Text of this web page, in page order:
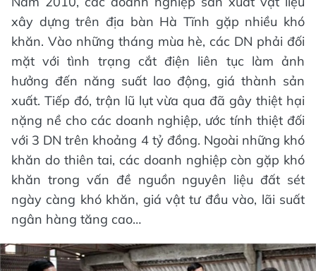
xây dựng trên địa bàn Hà Tĩnh gặp nhiều khó
khăn. Vào những tháng mùa hè, các DN phải đối
mặt với tình trạng cắt điện liên tục làm ảnh
hưởng đến năng suất lao động, giá thành sản
xuất. Tiếp đó, trận lũ lụt vừa qua đã gây thiệt hại
nặng nề cho các doanh nghiệp, ước tính thiệt đối
với 3 DN trên khoảng 4 tỷ đồng. Ngoài những khó
khăn do thiên tai, các doanh nghiệp còn gặp khó
khăn trong vấn đề nguồn nguyên liệu đất sét
ngày càng khó khăn, giá vật tư đầu vào, lãi suất
ngân hàng tăng cao…